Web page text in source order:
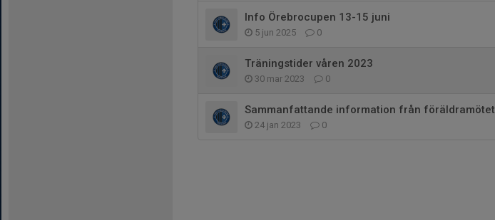
Info Örebrocupen 13-15 juni
5 jun 2025 0
Träningstider våren 2023
30 mar 2023 0
Sammanfattande information från föräldramötet
24 jan 2023 0